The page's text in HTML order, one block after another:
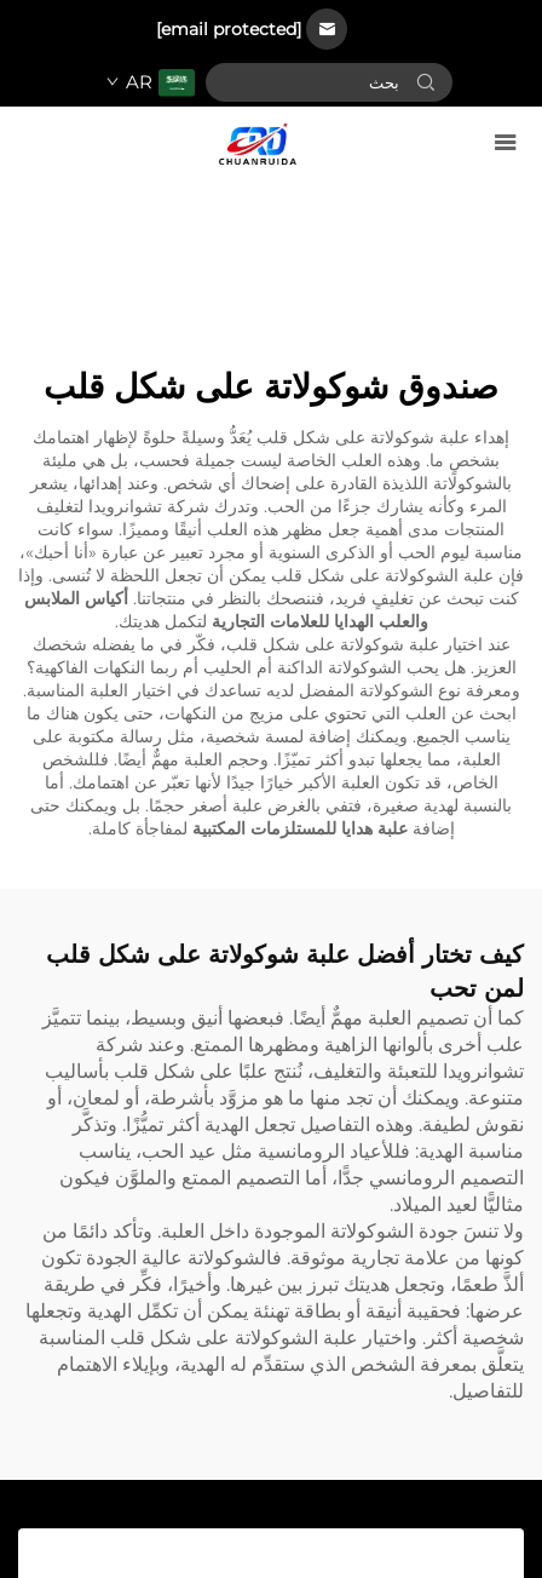
[email protected]
AR
صندوق شوكولاتة على شكل قلب
إهداء علبة شوكولاتة على شكل قلب يُعَدُّ وسيلةً حلوةً لإظهار اهتمامك
بشخصٍ ما. وهذه العلب الخاصة ليست جميلة فحسب، بل هي مليئة
بالشوكولاتة اللذيذة القادرة على إضحاك أي شخص. وعند إهدائها، يشعر
المرء وكأنه يشارك جزءًا من الحب. وتدرك شركة تشوانرويدا لتغليف
المنتجات مدى أهمية جعل مظهر هذه العلب أنيقًا ومميزًا. سواء كانت
مناسبة ليوم الحب أو الذكرى السنوية أو مجرد تعبير عن عبارة «أنا أحبك»،
فإن علبة الشوكولاتة على شكل قلب يمكن أن تجعل اللحظة لا تُنسى. وإذا
كنت تبحث عن تغليفٍ فريد، فننصحك بالنظر في منتجاتنا. أكياس الملابس
والعلب الهدايا للعلامات التجارية لتكمل هديتك.
عند اختيار علبة شوكولاتة على شكل قلب، فكّر في ما يفضله شخصك
العزيز. هل يحب الشوكولاتة الداكنة أم الحليب أم ربما النكهات الفاكهية؟
ومعرفة نوع الشوكولاتة المفضل لديه تساعدك في اختيار العلبة المناسبة.
ابحث عن العلب التي تحتوي على مزيج من النكهات، حتى يكون هناك ما
يناسب الجميع. ويمكنك إضافة لمسة شخصية، مثل رسالة مكتوبة على
العلبة، مما يجعلها تبدو أكثر تميّزًا. وحجم العلبة مهمٌّ أيضًا. فللشخص
الخاص، قد تكون العلبة الأكبر خيارًا جيدًا لأنها تعبّر عن اهتمامك. أما
بالنسبة لهدية صغيرة، فتفي بالغرض علبة أصغر حجمًا. بل ويمكنك حتى
إضافةعلبة هدايا للمستلزمات المكتبية لمفاجأة كاملة.
كيف تختار أفضل علبة شوكولاتة على شكل قلب
لمن تحب
كما أن تصميم العلبة مهمٌّ أيضًا. فبعضها أنيق وبسيط، بينما تتميَّز
علب أخرى بألوانها الزاهية ومظهرها الممتع. وعند شركة
تشوانرويدا للتعبئة والتغليف، نُنتج علبًا على شكل قلب بأساليب
متنوعة. ويمكنك أن تجد منها ما هو مزوَّد بأشرطة، أو لمعان، أو
نقوش لطيفة. وهذه التفاصيل تجعل الهدية أكثر تميُّزًا. وتذكَّر
مناسبة الهدية: فللأعياد الرومانسية مثل عيد الحب، يناسب
التصميم الرومانسي جدًّا، أما التصميم الممتع والملوَّن فيكون
مثاليًّا لعيد الميلاد.
ولا تنسَ جودة الشوكولاتة الموجودة داخل العلبة. وتأكد دائمًا من
كونها من علامة تجارية موثوقة. فالشوكولاتة عالية الجودة تكون
ألذَّ طعمًا، وتجعل هديتك تبرز بين غيرها. وأخيرًا، فكِّر في طريقة
عرضها: فحقيبة أنيقة أو بطاقة تهنئة يمكن أن تكمِّل الهدية وتجعلها
شخصية أكثر. واختيار علبة الشوكولاتة على شكل قلب المناسبة
يتعلَّق بمعرفة الشخص الذي ستقدِّم له الهدية، وبإيلاء الاهتمام
للتفاصيل.